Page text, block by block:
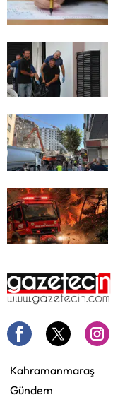
Kahramanmaraş
Gündem